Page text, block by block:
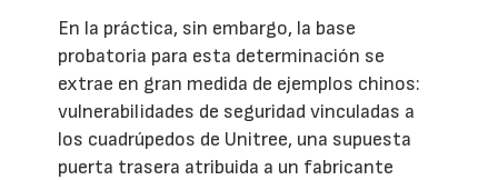
En la práctica, sin embargo, la base
probatoria para esta determinación se
extrae en gran medida de ejemplos chinos:
vulnerabilidades de seguridad vinculadas a
los cuadrúpedos de Unitree, una supuesta
puerta trasera atribuida a un fabricante